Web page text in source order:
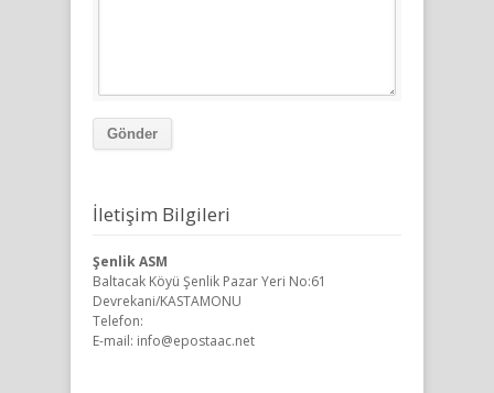
Gönder
İletişim Bilgileri
Şenlik ASM
Baltacak Köyü Şenlik Pazar Yeri No:61
Devrekani/KASTAMONU
Telefon:
E-mail: info@epostaac.net